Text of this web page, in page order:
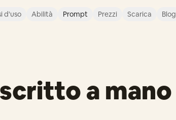
d'uso Abilità Prompt Prezzi Scarica Blog
a mano